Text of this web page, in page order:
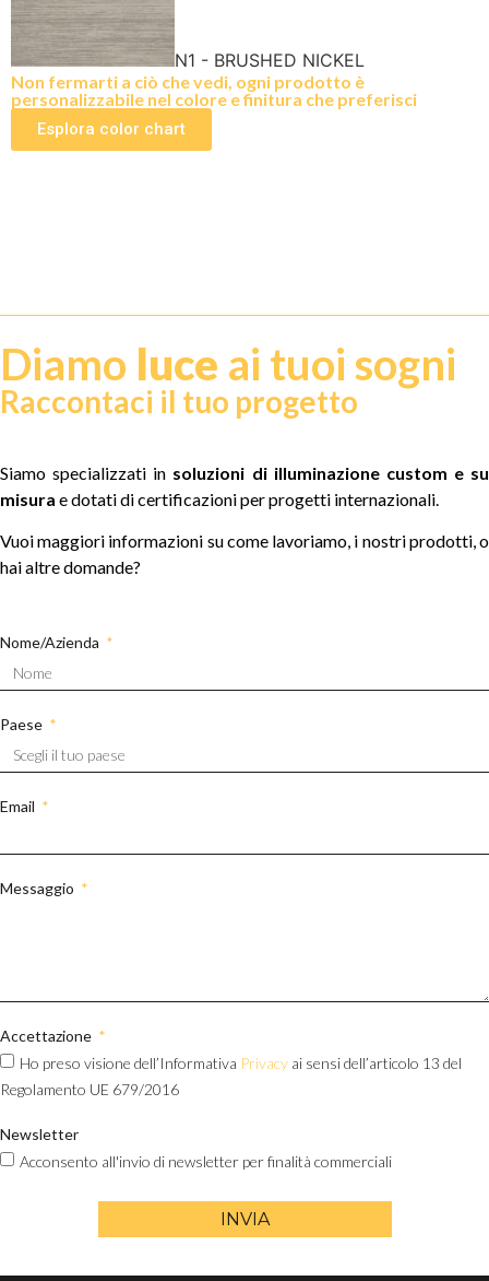
N1 - BRUSHED NICKEL
Non fermarti a ciò che vedi, ogni prodotto è
personalizzabile nel colore e finitura che preferisci
Esplora color chart
Diamo luce ai tuoi sogni
Raccontaci il tuo progetto
Siamo specializzati in soluzioni di illuminazione custom e su
misura e dotati di certificazioni per progetti internazionali.
Vuoi maggiori informazioni su come lavoriamo, i nostri prodotti, o
hai altre domande?
Nome/Azienda
Paese
Email
Messaggio
Accettazione
Ho preso visione dell’Informativa Privacy ai sensi dell’articolo 13 del
Regolamento UE 679/2016
Newsletter
Acconsento all'invio di newsletter per finalità commerciali
INVIA